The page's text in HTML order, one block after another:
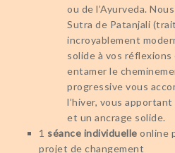
ou de l’Ayurveda.
Sutra de Patanjali
incroyablement
solide à vos
entamer le
progressive vous
l’hiver, vous
et un ancrage solide.
1 séance individuelle online
projet de changement